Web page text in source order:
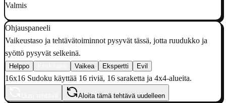
Valmis
Ohjauspaneeli
Vaikeustaso ja tehtävätoiminnot pysyvät tässä, jotta ruudukko ja
syöttö pysyvät selkeinä.
Helppo Vaikea Ekspertti Evil
16x16 Sudoku käyttää 16 riviä, 16 saraketta ja 4x4-alueita.
Aloita tämä tehtävä uudelleen